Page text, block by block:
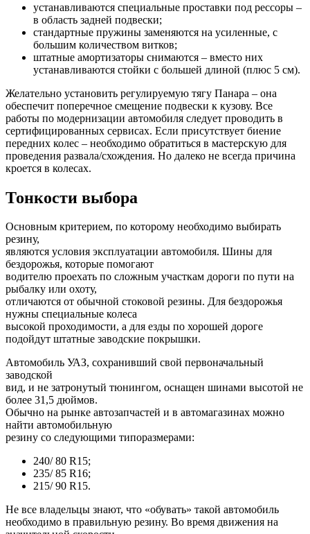
устанавливаются специальные проставки под рессоры –
в область задней подвески;
стандартные пружины заменяются на усиленные, с
большим количеством витков;
штатные амортизаторы снимаются – вместо них
устанавливаются стойки с большей длиной (плюс 5 см).
Желательно установить регулируемую тягу Панара – она
обеспечит поперечное смещение подвески к кузову. Все
работы по модернизации автомобиля следует проводить в
сертифицированных сервисах. Если присутствует биение
передних колес – необходимо обратиться в мастерскую для
проведения развала/схождения. Но далеко не всегда причина
кроется в колесах.
Тонкости выбора
Основным критерием, по которому необходимо выбирать
резину,
являются условия эксплуатации автомобиля. Шины для
бездорожья, которые помогают
водителю проехать по сложным участкам дороги по пути на
рыбалку или охоту,
отличаются от обычной стоковой резины. Для бездорожья
нужны специальные колеса
высокой проходимости, а для езды по хорошей дороге
подойдут штатные заводские покрышки.
Автомобиль УАЗ, сохранивший свой первоначальный
заводской
вид, и не затронутый тюнингом, оснащен шинами высотой не
более 31,5 дюймов.
Обычно на рынке автозапчастей и в автомагазинах можно
найти автомобильную
резину со следующими типоразмерами:
240/ 80 R15;
235/ 85 R16;
215/ 90 R15.
Не все владельцы знают, что «обувать» такой автомобиль
необходимо в правильную резину. Во время движения на